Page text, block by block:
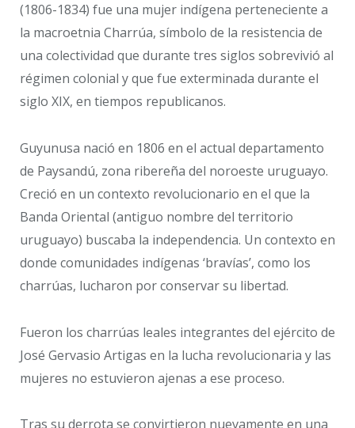
(1806-1834) fue una mujer indígena perteneciente a
la macroetnia Charrúa, símbolo de la resistencia de
una colectividad que durante tres siglos sobrevivió al
régimen colonial y que fue exterminada durante el
siglo XIX, en tiempos republicanos.
Guyunusa nació en 1806 en el actual departamento
de Paysandú, zona ribereña del noroeste uruguayo.
Creció en un contexto revolucionario en el que la
Banda Oriental (antiguo nombre del territorio
uruguayo) buscaba la independencia. Un contexto en
donde comunidades indígenas ‘bravías’, como los
charrúas, lucharon por conservar su libertad.
Fueron los charrúas leales integrantes del ejército de
José Gervasio Artigas en la lucha revolucionaria y las
mujeres no estuvieron ajenas a ese proceso.
Tras su derrota se convirtieron nuevamente en una